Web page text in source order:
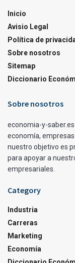
Inicio
Avisio Legal
Política de
Sobre nosotros
Sitemap
Diccionario
Sobre nosotros
economia-y-
economía,
nuestro objetivo es
para apoyar a
empresariales.
Category
Industria
Carreras
Marketing
Economía